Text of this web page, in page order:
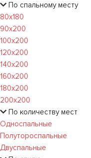
По спальному месту
80х180
90х200
100х200
120x200
140х200
160х200
180х200
200х200
По количеству мест
Односпальные
Полутороспальные
Двуспальные